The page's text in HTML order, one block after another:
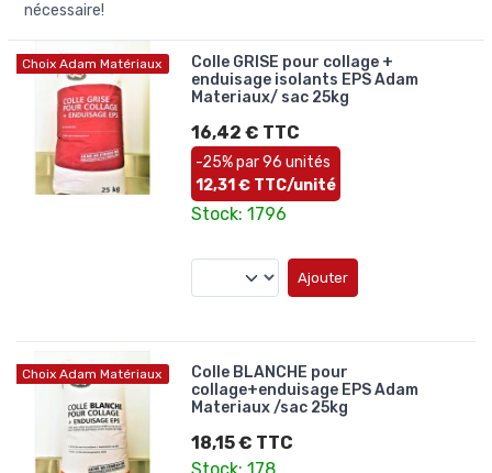
nécessaire!
Choix Adam Matériaux
Colle GRISE pour collage +
enduisage isolants EPS Adam
Materiaux/ sac 25kg
16,42 € TTC
-25% par 96 unités
12,31 € TTC/unité
Stock: 1796
Ajouter
Choix Adam Matériaux
Colle BLANCHE pour
collage+enduisage EPS Adam
Materiaux /sac 25kg
18,15 € TTC